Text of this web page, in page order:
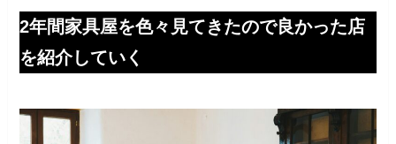
2年間家具屋を色々見てきたので良かった店
を紹介していく